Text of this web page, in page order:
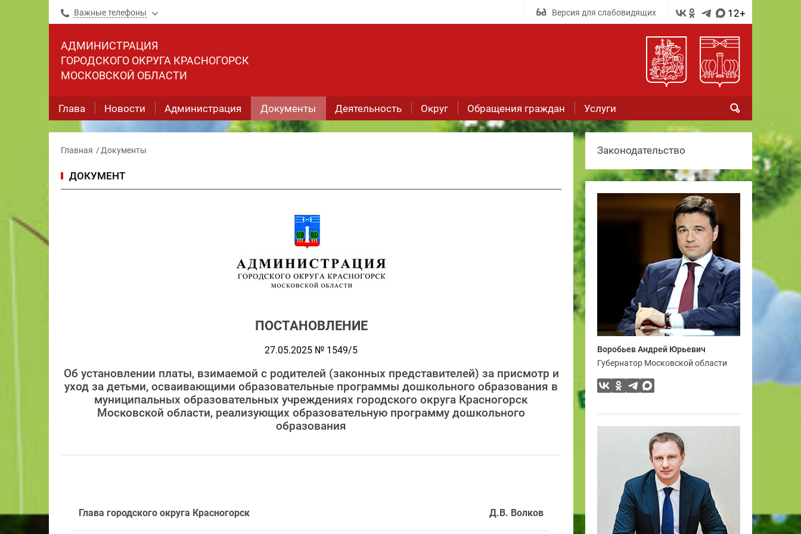
Важные телефоны Версия для слабовидящих 12+
АДМИНИСТРАЦИЯ
ГОРОДСКОГО ОКРУГА КРАСНОГОРСК
МОСКОВСКОЙ ОБЛАСТИ
Глава Новости Администрация Документы Деятельность Округ Обращения граждан Услуги
Главная Документы
ДОКУМЕНТ
ПОСТАНОВЛЕНИЕ
27.05.2025 № 1549/5
Об установлении платы, взимаемой с родителей (законных представителей) за присмотр и
уход за детьми, осваивающими образовательные программы дошкольного образования в
муниципальных образовательных учреждениях городского округа Красногорск
Московской области, реализующих образовательную программу дошкольного
образования
Глава городского округа Красногорск Д.В. Волков
Законодательство
Воробьев Андрей Юрьевич
Губернатор Московской области